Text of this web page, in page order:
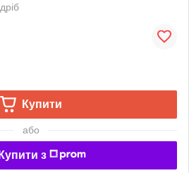
Купити
або
Купити з